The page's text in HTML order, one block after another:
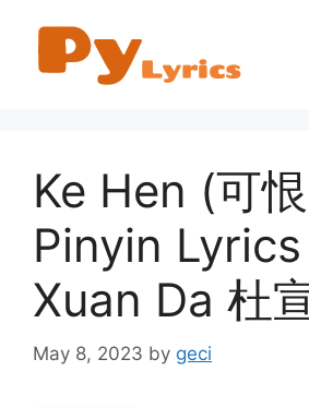
content
Ke Hen (可
Pinyin
Xuan Da 杜
May 8, 2023 by geci